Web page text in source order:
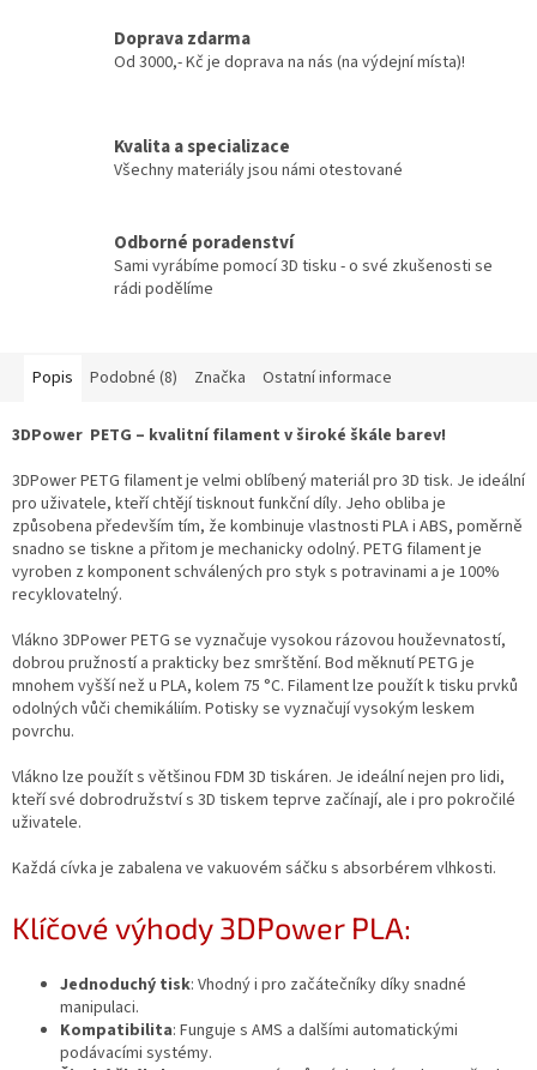
Doprava zdarma
Od 3000,- Kč je doprava na nás (na výdejní místa)!
Kvalita a specializace
Všechny materiály jsou námi otestované
Odborné poradenství
Sami vyrábíme pomocí 3D tisku - o své zkušenosti se
rádi podělíme
Popis Podobné (8) Značka Ostatní informace
3DPower PETG – kvalitní filament v široké škále barev!
3DPower PETG filament je velmi oblíbený materiál pro 3D tisk. Je ideální
pro uživatele, kteří chtějí tisknout funkční díly. Jeho obliba je
způsobena především tím, že kombinuje vlastnosti PLA i ABS, poměrně
snadno se tiskne a přitom je mechanicky odolný. PETG filament je
vyroben z komponent schválených pro styk s potravinami a je 100%
recyklovatelný.
Vlákno 3DPower PETG se vyznačuje vysokou rázovou houževnatostí,
dobrou pružností a prakticky bez smrštění. Bod měknutí PETG je
mnohem vyšší než u PLA, kolem 75 °C. Filament lze použít k tisku prvků
odolných vůči chemikáliím. Potisky se vyznačují vysokým leskem
povrchu.
Vlákno lze použít s většinou FDM 3D tiskáren. Je ideální nejen pro lidi,
kteří své dobrodružství s 3D tiskem teprve začínají, ale i pro pokročilé
uživatele.
Každá cívka je zabalena ve vakuovém sáčku s absorbérem vlhkosti.
Klíčové výhody 3DPower PLA:
Jednoduchý tisk: Vhodný i pro začátečníky díky snadné
manipulaci.
Kompatibilita: Funguje s AMS a dalšími automatickými
podávacími systémy.